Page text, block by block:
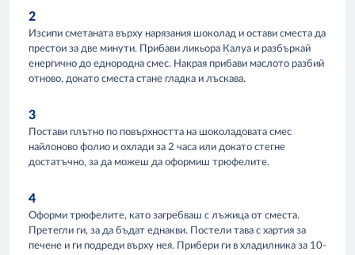
2
Изсипи сметаната върху нарязания шоколад и остави сместа да
престои за две минути. Прибави ликьора Калуа и разбъркай
енергично до еднородна смес. Накрая прибави маслото разбий
отново, докато сместа стане гладка и лъскава.
3
Постави плътно по повърхността на шоколадовата смес
найлоново фолио и охлади за 2 часа или докато стегне
достатъчно, за да можеш да оформиш трюфелите.
4
Оформи трюфелите, като загребваш с лъжица от сместа.
Претегли ги, за да бъдат еднакви. Постели тава с хартия за
печене и ги подреди върху нея. Прибери ги в хладилника за 10-